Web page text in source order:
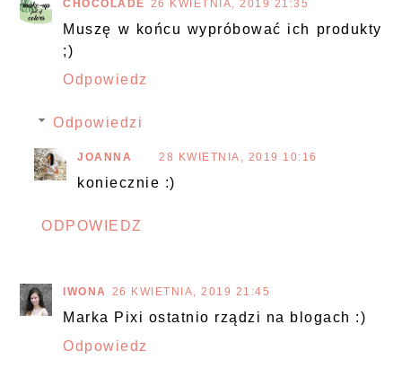
CHOCOLADE 26 KWIETNIA, 2019 21:35
Muszę w końcu wypróbować ich produkty
;)
Odpowiedz
Odpowiedzi
JOANNA 28 KWIETNIA, 2019 10:16
koniecznie :)
ODPOWIEDZ
IWONA 26 KWIETNIA, 2019 21:45
Marka Pixi ostatnio rządzi na blogach :)
Odpowiedz